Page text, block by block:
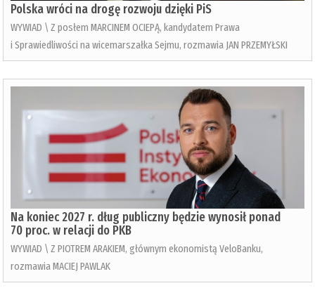
Polska wróci na drogę rozwoju dzięki PiS
WYWIAD \ Z posłem MARCINEM OCIEPĄ, kandydatem Prawa
i Sprawiedliwości na wicemarszałka Sejmu, rozmawia JAN PRZEMYŁSKI
Na koniec 2027 r. dług publiczny będzie wynosił ponad
70 proc. w relacji do PKB
WYWIAD \ Z PIOTREM ARAKIEM, głównym ekonomistą VeloBanku,
rozmawia MACIEJ PAWLAK